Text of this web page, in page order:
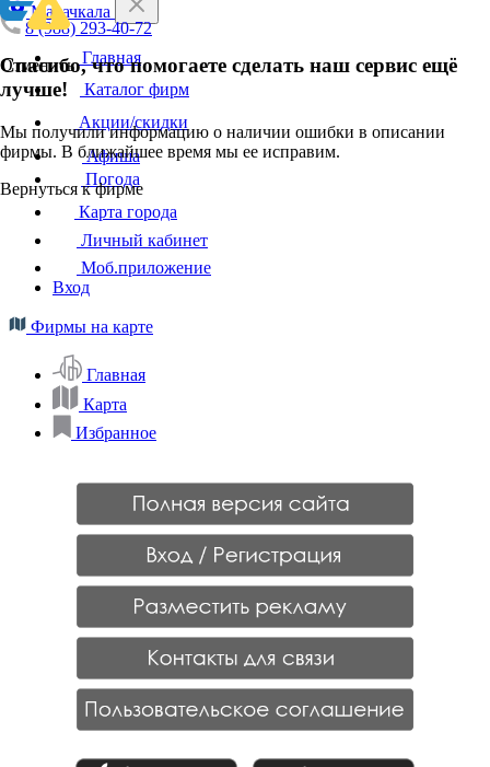
8 (988) 293-40-72
Отменить
Спасибо, что помогаете сделать наш сервис ещё
лучше!
Мы получили информацию о наличии ошибки в описании
фирмы. В ближайшее время мы ее исправим.
Вернуться к фирме
Махачкала
Главная
Каталог фирм
Акции/скидки
Афиша
Погода
Карта города
Личный кабинет
Моб.приложение
Вход
Фирмы на карте
Главная
Карта
Избранное